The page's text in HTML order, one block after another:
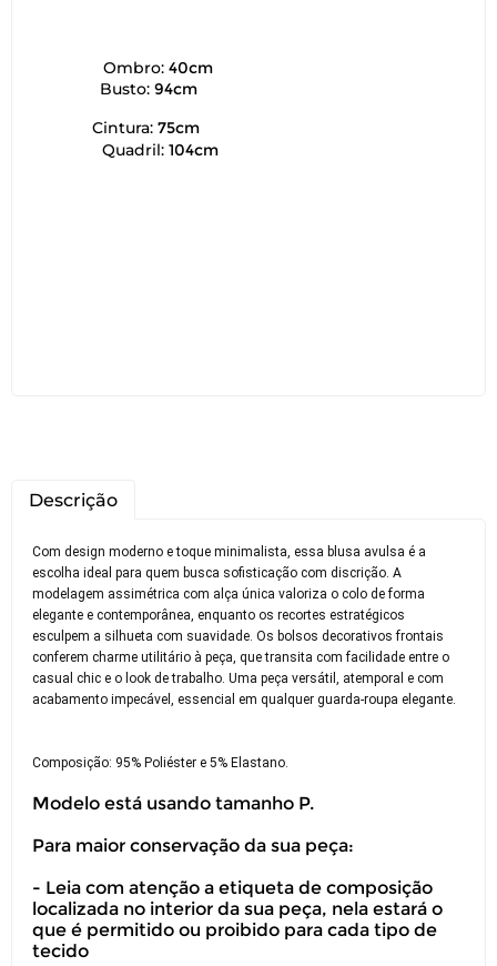
Ombro: 40cm
Busto: 94cm
Cintura: 75cm
Quadril: 104cm
Descrição
Com design moderno e toque minimalista, essa blusa avulsa é a
escolha ideal para quem busca sofisticação com discrição. A
modelagem assimétrica com alça única valoriza o colo de forma
elegante e contemporânea, enquanto os recortes estratégicos
esculpem a silhueta com suavidade. Os bolsos decorativos frontais
conferem charme utilitário à peça, que transita com facilidade entre o
casual chic e o look de trabalho. Uma peça versátil, atemporal e com
acabamento impecável, essencial em qualquer guarda-roupa elegante.
Composição: 95% Poliéster e 5% Elastano.
Modelo está usando tamanho P.
Para maior conservação da sua peça:
- Leia com atenção a etiqueta de composição
localizada no interior da sua peça, nela estará o
que é permitido ou proibido para cada tipo de
tecido